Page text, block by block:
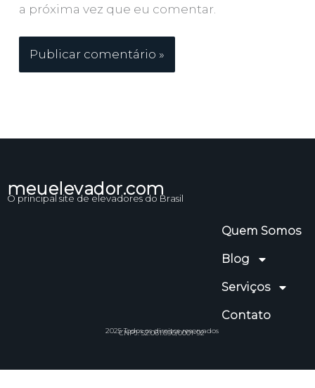
a próxima vez que eu comentar.
meuelevador.com
O principal site de elevadores do Brasil
Quem Somos
Blog
Serviços
Contato
CNPJ: 52.061.690/0001-92
2025 Todos os direitos reservados